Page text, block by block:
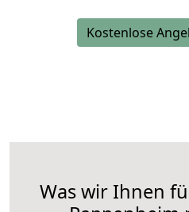
Kostenlose
Was wir Ihnen